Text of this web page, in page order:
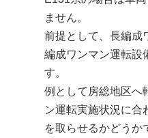
ません。
前提として、長編成
編成ワンマン運転設
す。
例として房総地区へ
ン運転実施状況に合
を取らせるかどうか